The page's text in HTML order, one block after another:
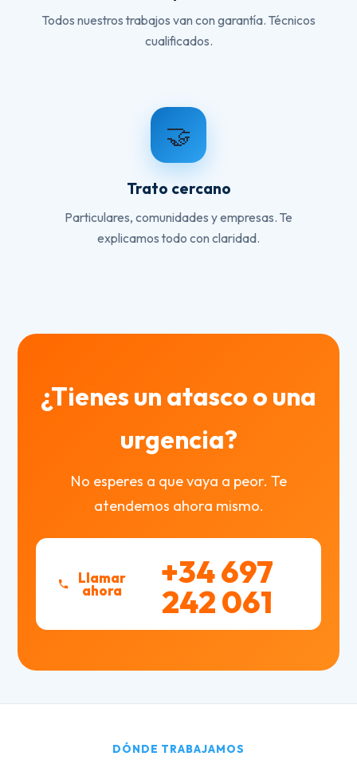
Todos nuestros trabajos van con garantía. Técnicos
cualificados.
🤝
Trato cercano
Particulares, comunidades y empresas. Te
explicamos todo con claridad.
¿Tienes un atasco o una
urgencia?
No esperes a que vaya a peor. Te
atendemos ahora mismo.
Llamar
ahora +34 697
242 061
DÓNDE TRABAJAMOS